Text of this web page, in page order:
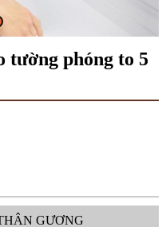
tường phóng to 5
GƯƠNG